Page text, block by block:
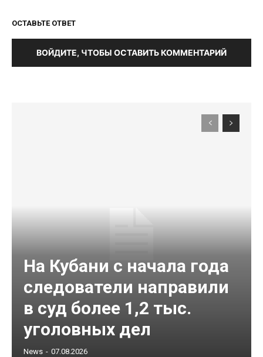
ОСТАВЬТЕ ОТВЕТ
ВОЙДИТЕ, ЧТОБЫ ОСТАВИТЬ КОММЕНТАРИЙ
На Кубани с начала года
следователи направили
в суд более 1,2 тыс.
уголовных дел
News - 07.08.2026